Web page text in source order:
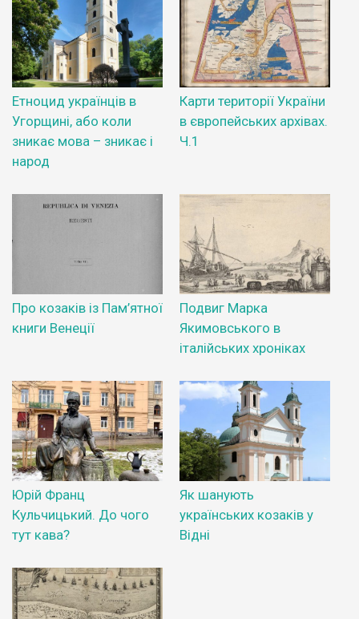
Етноцид українців в
Угорщині, або коли
зникає мова – зникає і
народ
Карти території України
в європейських архівах.
Ч.1
Про козаків із Пам’ятної
книги Венеції
Подвиг Марка
Якимовського в
італійських хроніках
Юрій Франц
Кульчицький. До чого
тут кава?
Як шанують
українських козаків у
Відні